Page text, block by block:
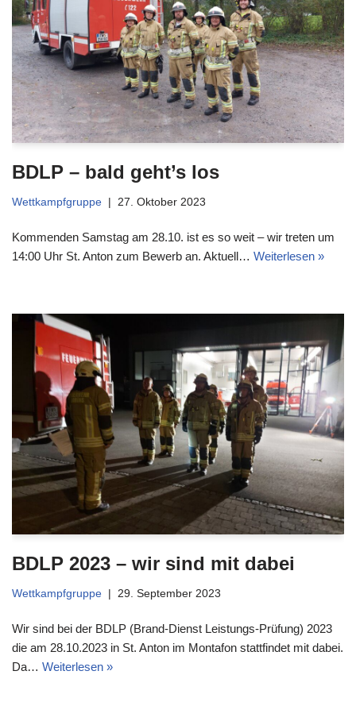
BDLP – bald geht’s los
Wettkampfgruppe 27. Oktober 2023
Kommenden Samstag am 28.10. ist es so weit – wir treten um
14:00 Uhr St. Anton zum Bewerb an. Aktuell… Weiterlesen »
BDLP 2023 – wir sind mit dabei
Wettkampfgruppe 29. September 2023
Wir sind bei der BDLP (Brand-Dienst Leistungs-Prüfung) 2023
die am 28.10.2023 in St. Anton im Montafon stattfindet mit dabei.
Da… Weiterlesen »